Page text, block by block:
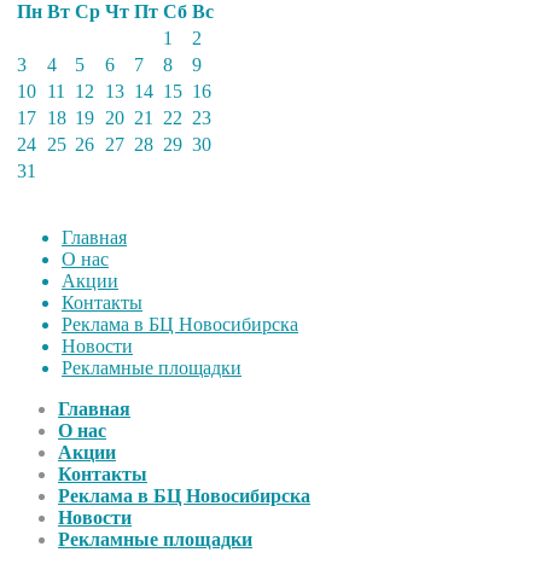
Пн Вт Ср Чт Пт Сб Вс
1
2
3
4 5 6 7 8
9
10 11 12 13 14 15 16
17 18 19 20 21 22 23
24 25 26 27 28 29 30
31
Главная
О нас
Акции
Контакты
Реклама в БЦ Новосибирска
Новости
Рекламные площадки
Главная
О нас
Акции
Контакты
Реклама в БЦ Новосибирска
Новости
Рекламные площадки